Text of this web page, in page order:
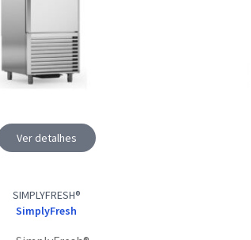
Ver detalhes
SIMPLYFRESH®
SimplyFresh